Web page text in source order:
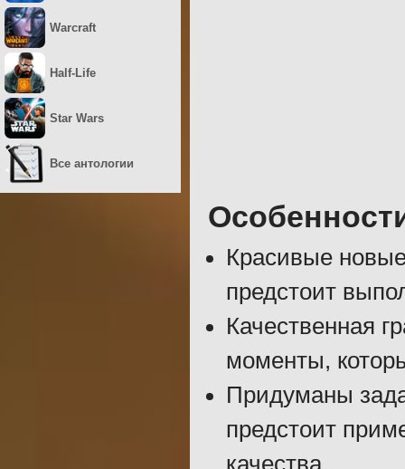
Красивые
предстоит
Качественная
моменты,
Придуманы
предстоит
качества.
Warcraft
Half-Life
Star Wars
Все антологии